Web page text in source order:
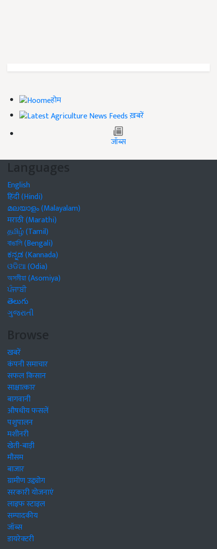
होम
ख़बरें
जॉब्स
Languages
English
हिंदी (Hindi)
മലയാളം (Malayalam)
मराठी (Marathi)
தமிழ் (Tamil)
বাঙালি (Bengali)
ಕನ್ನಡ (Kannada)
ଓଡିଆ (Odia)
অসমীয়া (Asomiya)
ਪੰਜਾਬੀ
తెలుగు
ગુજરાતી
Browse
खबरें
कंपनी समाचार
सफल किसान
साक्षात्कार
बागवानी
औषधीय फसलें
पशुपालन
मशीनरी
खेती-बाड़ी
मौसम
बाजार
ग्रामीण उद्द्योग
सरकारी योजनाएं
लाइफ स्टाइल
सम्पादकीय
जॉब्स
डायरेक्टरी